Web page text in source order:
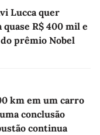
Lucca quer
R$ 400 mil e
prêmio Nobel
km em um carro
conclusão
continua